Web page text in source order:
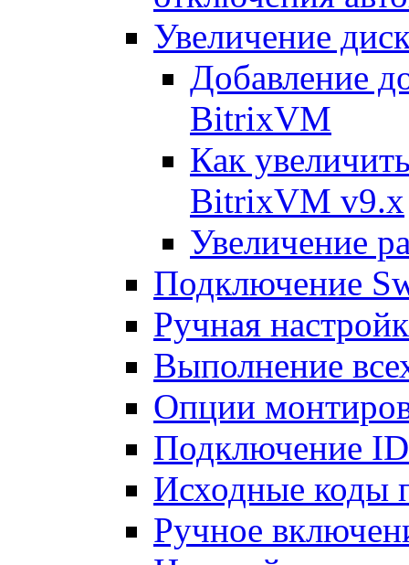
Увеличение
Добавление
BitrixVM
Как
BitrixVM v9.x
Увеличение
Подключение
Ручная
Выполнение
Опции
Подключение
Исходные коды
Ручное